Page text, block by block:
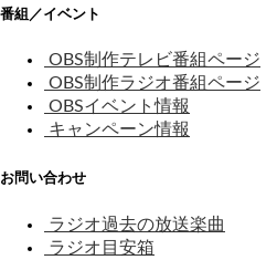
番組／イベント
OBS制作テレビ番組ページ
OBS制作ラジオ番組ページ
OBSイベント情報
キャンペーン情報
お問い合わせ
ラジオ過去の放送楽曲
ラジオ目安箱